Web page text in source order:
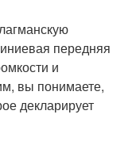
передняя
и
вы понимаете,
декларирует